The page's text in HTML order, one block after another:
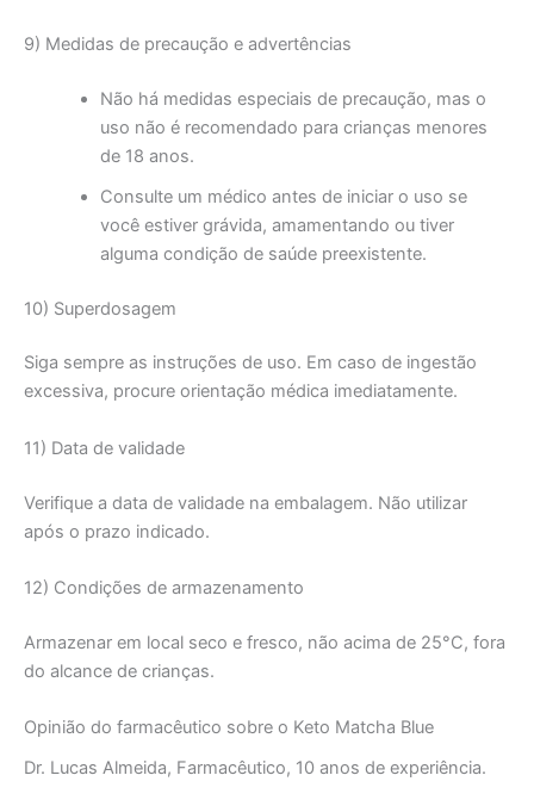
9) Medidas de precaução e advertências
Não há medidas especiais de precaução, mas o
uso não é recomendado para crianças menores
de 18 anos.
Consulte um médico antes de iniciar o uso se
você estiver grávida, amamentando ou tiver
alguma condição de saúde preexistente.
10) Superdosagem
Siga sempre as instruções de uso. Em caso de ingestão
excessiva, procure orientação médica imediatamente.
11) Data de validade
Verifique a data de validade na embalagem. Não utilizar
após o prazo indicado.
12) Condições de armazenamento
Armazenar em local seco e fresco, não acima de 25°C, fora
do alcance de crianças.
Opinião do farmacêutico sobre o Keto Matcha Blue
Dr. Lucas Almeida, Farmacêutico, 10 anos de experiência.